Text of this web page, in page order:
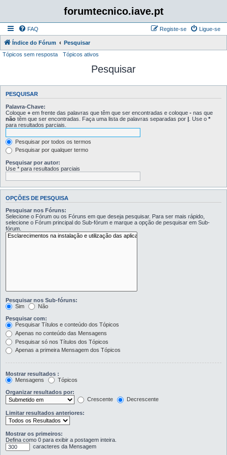
forumtecnico.iave.pt
FAQ Ligue-se
Registe-se
Índice do Fórum
Pesquisar
Tópicos sem resposta
Tópicos ativos
Pesquisar
PESQUISAR
Palavra-Chave:
Coloque + em frente das palavras que têm que ser encontradas e coloque - nas que
não têm que ser encontradas. Faça uma lista de palavras separadas por | . Use o *
para resultados parciais.
Pesquisar por todos os termos
Pesquisar por qualquer termo
Pesquisar por autor:
Use * para resultados parciais
OPÇÕES DE PESQUISA
Pesquisar nos Fóruns:
Selecione o Fórum ou os Fóruns em que deseja pesquisar. Para ser mais rápido,
selecione o Fórum principal do Sub-fórum e marque a opção de pesquisar em Sub-
fórum.
Pesquisar nos Sub-fóruns:
Sim
Não
Pesquisar com:
Pesquisar Títulos e conteúdo dos Tópicos
Apenas no conteúdo das Mensagens
Pesquisar só nos Títulos dos Tópicos
Apenas a primeira Mensagem dos Tópicos
Mostrar resultados :
Mensagens
Tópicos
Organizar resultados por:
Crescente
Decrescente
Limitar resultados anteriores:
Mostrar os primeiros:
Defina como 0 para exibir a postagem inteira.
caracteres da Mensagem